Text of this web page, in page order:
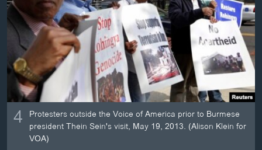
4 Protesters outside the Voice of America prior to Burmese
president Thein Sein's visit, May 19, 2013. (Alison Klein for
VOA)